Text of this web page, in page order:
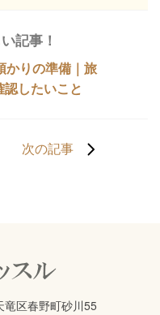
記事！
かりの準備｜旅
したいこと
次の記事
区春野町砂川55